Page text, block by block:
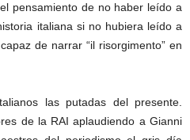
pensamiento de no haber leído a
italiana si no hubiera leído a
de narrar “il risorgimento” en
las putadas del presente.
de la RAI aplaudiendo a Gianni